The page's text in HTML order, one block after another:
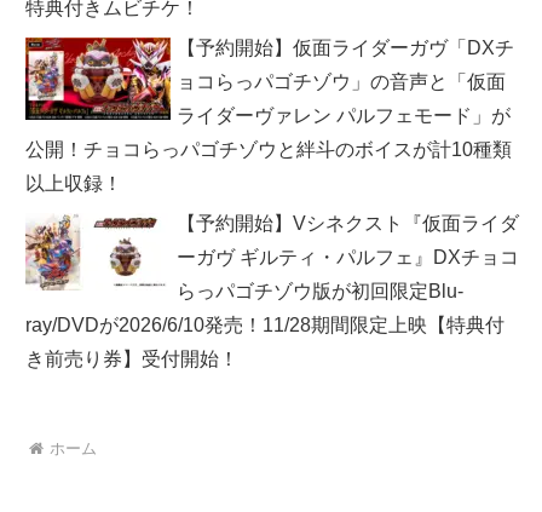
特典付きムビチケ！
【予約開始】仮面ライダーガヴ「DXチ
ョコらっパゴチゾウ」の音声と「仮面
ライダーヴァレン パルフェモード」が
公開！チョコらっパゴチゾウと絆斗のボイスが計10種類
以上収録！
【予約開始】Vシネクスト『仮面ライダ
ーガヴ ギルティ・パルフェ』DXチョコ
らっパゴチゾウ版が初回限定Blu-
ray/DVDが2026/6/10発売！11/28期間限定上映【特典付
き前売り券】受付開始！
ホーム